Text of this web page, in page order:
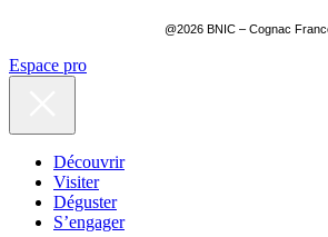
@2026 BNIC – Cognac
Espace pro
Découvrir
Visiter
Déguster
S’engager